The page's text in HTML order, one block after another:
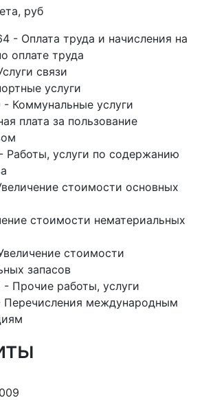
руб
- Оплата труда и начисления на
оплате труда
связи
услуги
- Коммунальные услуги
плата за пользование
Работы, услуги по содержанию
стоимости основных
стоимости нематериальных
стоимости
запасов
- Прочие работы, услуги
Перечисления международным